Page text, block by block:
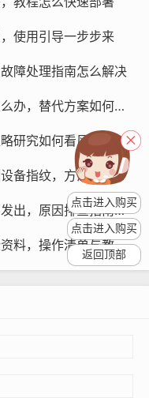
营销信息能够及时传
报聊天账号购买,wdd
着质量低，在选择账
到的账号能够满足您
使用引导一步步来
障处理指南怎么解决
低价纸飞机账号购买买了不能用怎么办，替代方案如何处理
研究如何看风险
低价纸飞机账号购买为什么要控制设备指纹，方法怎么降低风险
低价纸飞机账号购买为什么消息不发出，原因排查指南怎么做
tg纸飞机海外账号购买要准备哪些资料，操作清单与教程？
点击进入购买
点击进入购买
返回顶部